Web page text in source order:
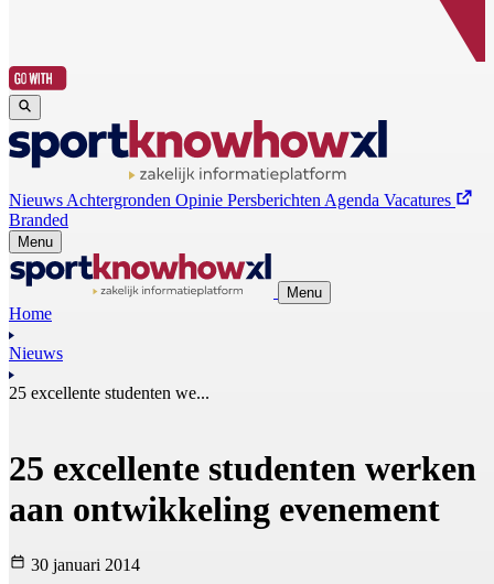
Nieuws Achtergronden Opinie Persberichten Agenda Vacatures
Branded
Menu
Menu
Home
Nieuws
25 excellente studenten we...
25 excellente studenten werken
aan ontwikkeling evenement
30 januari 2014